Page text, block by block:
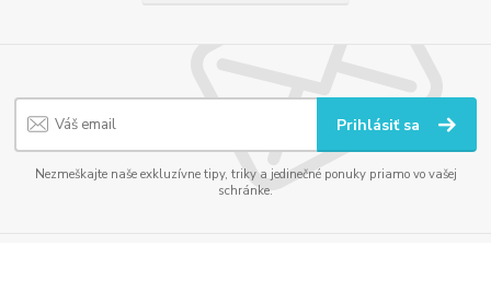
Prihlásiť sa
Nezmeškajte naše exkluzívne tipy, triky a jedinečné ponuky priamo vo vašej
schránke.